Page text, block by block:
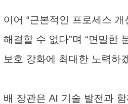
이어 “근본적인 프로세스
해결할 수 없다”며 “면밀한
보호 강화에 최대한 노력하
배 장관은 AI 기술 발전과